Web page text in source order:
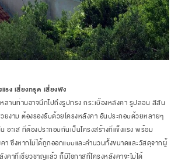
รง เสี่ยงทรุด เสี่ยงพัง
านท่านอาจนึกไปถึงรูปทรง กระเบื้องหลังคา รูปลอน สีสัน
ยงาม ต้องรองรับด้วยโครงหลังคา อันประกอบด้วยหลายๆ
อะเส ที่ต้องประกอบกันเป็นโครงสร้างที่แข็งแรง พร้อม
า ซึ่งหากไม่ได้ถูกออกแบบและคำนวนทั้งขนาดและวัสดุจากผู้
คาที่เชี่ยวชาญแล้ว ก็มีโอกาสที่โครงหลังคาจะไม่ได้